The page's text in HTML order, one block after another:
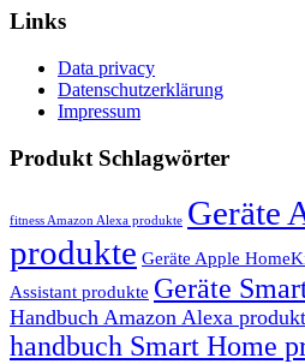
Links
Data privacy
Datenschutzerklärung
Impressum
Produkt Schlagwörter
fitness Amazon Alexa produkte Geräte
produkte Geräte Apple
Assistant produkte Geräte
Handbuch Amazon Alexa produkt
handbuch Smart Home